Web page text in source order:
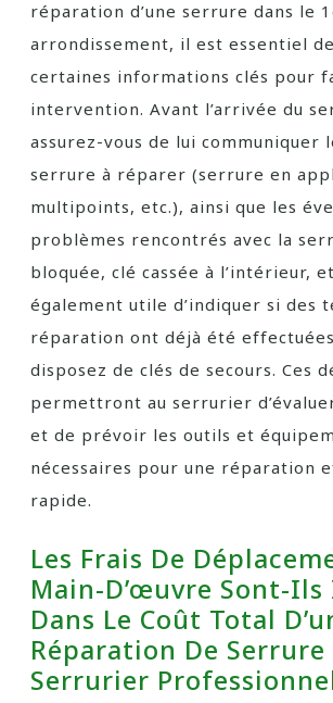
réparation d’une serrure dans le
arrondissement, il est essentiel
certaines informations clés pour
intervention. Avant l’arrivée du
assurez-vous de lui communiquer
serrure à réparer (serrure en
multipoints, etc.), ainsi que les
problèmes rencontrés avec la
bloquée, clé cassée à l’intérieur,
également utile d’indiquer si des
réparation ont déjà été
disposez de clés de secours. Ces
permettront au serrurier
et de prévoir les outils et
nécessaires pour une réparation
rapide.
Les Frais De
Main-D’œuvre Sont-
Dans Le Coût Total
Réparation De Serrure
Serrurier